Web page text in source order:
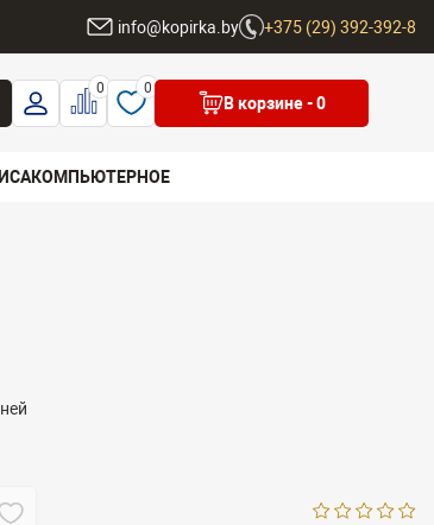
info@kopirka.by +375 (29) 392-392-8
0 0
В корзине- 0
КОМПЬЮТЕРНОЕ